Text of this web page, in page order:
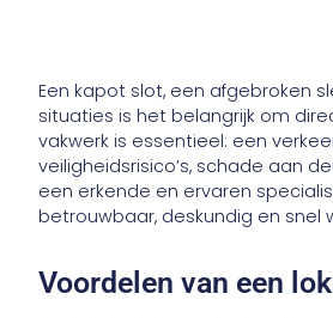
Een kapot slot, een afgebroken
situaties is het belangrijk om
vakwerk is essentieel: een
veiligheidsrisico’s, schade aan
een erkende en ervaren
betrouwbaar, deskundig en snel
Voordelen van een